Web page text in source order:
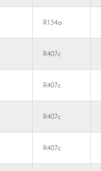
R134a
R407c
R407c
R407c
R407c